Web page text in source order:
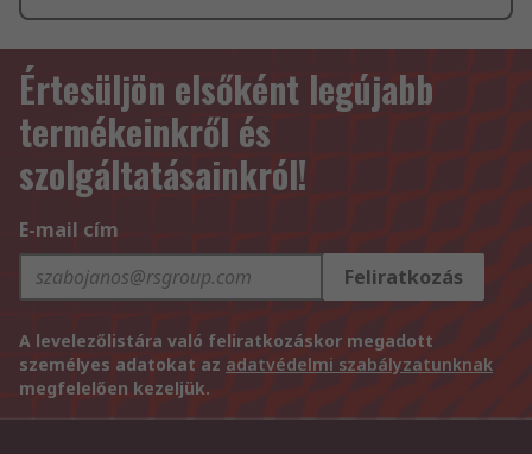
Értesüljön elsőként legújabb
termékeinkről és
szolgáltatásainkról!
E-mail cím
Feliratkozás
A levelezőlistára való feliratkozáskor megadott
személyes adatokat az adatvédelmi szabályzatunknak
megfelelően kezeljük.